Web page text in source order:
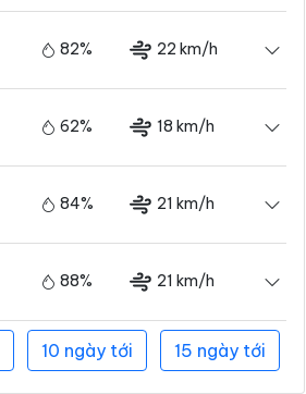
82% 22 km/h
62% 18 km/h
84% 21 km/h
88% 21 km/h
10 ngày tới 15 ngày tới